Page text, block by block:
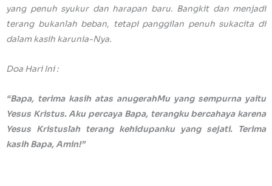
yang penuh syukur dan harapan baru. Bangkit dan menjadi
terang bukanlah beban, tetapi panggilan penuh sukacita di
dalam kasih karunia-Nya.
Doa Hari Ini :
“Bapa, terima kasih atas anugerahMu yang sempurna yaitu
Yesus Kristus. Aku percaya Bapa, terangku bercahaya karena
Yesus Kristuslah terang kehidupanku yang sejati. Terima
kasih Bapa, Amin!”